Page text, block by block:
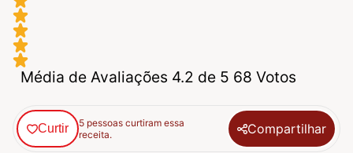
Média de Avaliações 4.2 de 5 68 Votos
Curtir
5 pessoas curtiram essa
receita.
Compartilhar